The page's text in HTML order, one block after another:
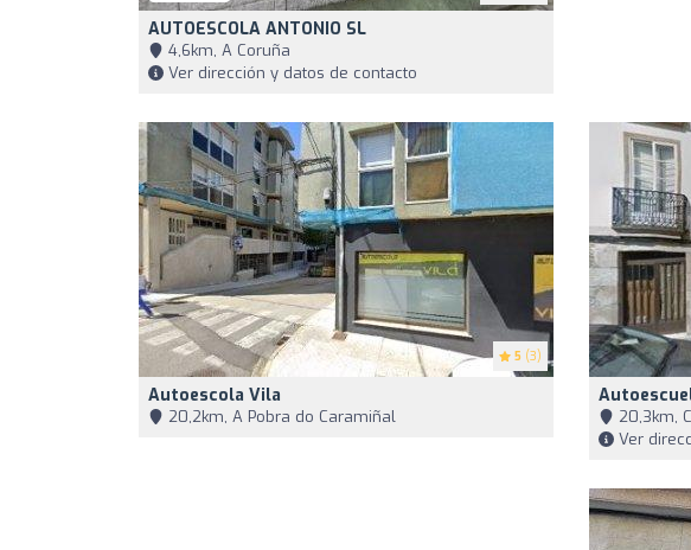
AUTOESCOLA ANTONIO SL
4,6km, A Coruña
Ver dirección y datos de contacto
5 (3)
Autoescola Vila
20,2km, A Pobra do Caramiñal
20,3km,
Ver